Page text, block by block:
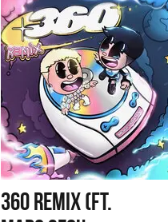
360 REMIX (FT.